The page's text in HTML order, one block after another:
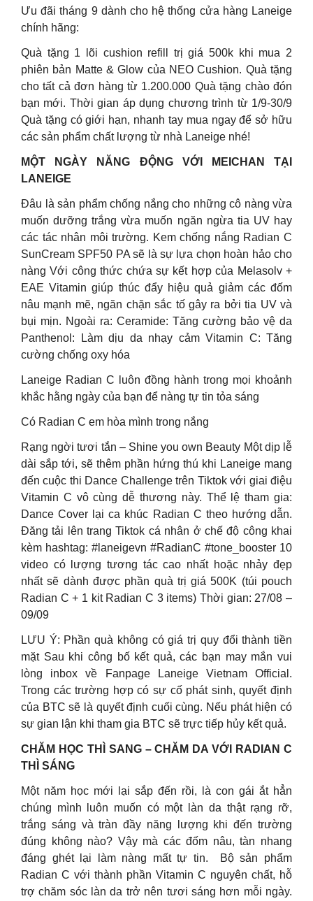
Ưu đãi tháng 9 dành cho hệ thống cửa hàng Laneige
chính hãng:
Quà tặng 1 lõi cushion refill trị giá 500k khi mua 2
phiên bản Matte & Glow của NEO Cushion. Quà tặng
cho tất cả đơn hàng từ 1.200.000 Quà tặng chào đón
bạn mới. Thời gian áp dụng chương trình từ 1/9-30/9
Quà tặng có giới hạn, nhanh tay mua ngay để sở hữu
các sản phẩm chất lượng từ nhà Laneige nhé!
MỘT NGÀY NĂNG ĐỘNG VỚI MEICHAN TẠI
LANEIGE
Đâu là sản phẩm chống nắng cho những cô nàng vừa
muốn dưỡng trắng vừa muốn ngăn ngừa tia UV hay
các tác nhân môi trường. Kem chống nắng Radian C
SunCream SPF50 PA sẽ là sự lựa chọn hoàn hảo cho
nàng Với công thức chứa sự kết hợp của Melasolv +
EAE Vitamin giúp thúc đẩy hiệu quả giảm các đốm
nâu mạnh mẽ, ngăn chặn sắc tố gây ra bởi tia UV và
bụi mịn. Ngoài ra: Ceramide: Tăng cường bảo vệ da
Panthenol: Làm dịu da nhạy cảm Vitamin C: Tăng
cường chống oxy hóa
Laneige Radian C luôn đồng hành trong mọi khoảnh
khắc hằng ngày của bạn để nàng tự tin tỏa sáng
Có Radian C em hòa mình trong nắng
Rạng ngời tươi tắn – Shine you own Beauty Một dịp lễ
dài sắp tới, sẽ thêm phần hứng thú khi Laneige mang
đến cuộc thi Dance Challenge trên Tiktok với giai điệu
Vitamin C vô cùng dễ thương này. Thể lệ tham gia:
Dance Cover lại ca khúc Radian C theo hướng dẫn.
Đăng tải lên trang Tiktok cá nhân ở chế độ công khai
kèm hashtag: #laneigevn #RadianC #tone_booster 10
video có lượng tương tác cao nhất hoặc nhảy đẹp
nhất sẽ dành được phần quà trị giá 500K (túi pouch
Radian C + 1 kit Radian C 3 items) Thời gian: 27/08 –
09/09
LƯU Ý: Phần quà không có giá trị quy đổi thành tiền
mặt Sau khi công bố kết quả, các bạn may mắn vui
lòng inbox về Fanpage Laneige Vietnam Official.
Trong các trường hợp có sự cố phát sinh, quyết định
của BTC sẽ là quyết định cuối cùng. Nếu phát hiện có
sự gian lận khi tham gia BTC sẽ trực tiếp hủy kết quả.
CHĂM HỌC THÌ SANG – CHĂM DA VỚI RADIAN C
THÌ SÁNG
​​Một năm học mới lại sắp đến rồi, là con gái ắt hẳn
chúng mình luôn muốn có một làn da thật rạng rỡ,
trắng sáng và tràn đầy năng lượng khi đến trường
đúng không nào? Vậy mà các đốm nâu, tàn nhang
đáng ghét lại làm nàng mất tự tin. Bộ sản phẩm
Radian C với thành phần Vitamin C nguyên chất, hỗ
trợ chăm sóc làn da trở nên tươi sáng hơn mỗi ngày.